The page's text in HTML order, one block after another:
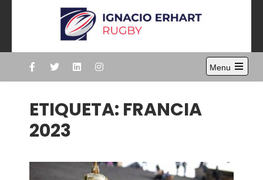
Ignacio Erhart
Rugby
Menu
Open
ETIQUETA: FRANCIA
2023